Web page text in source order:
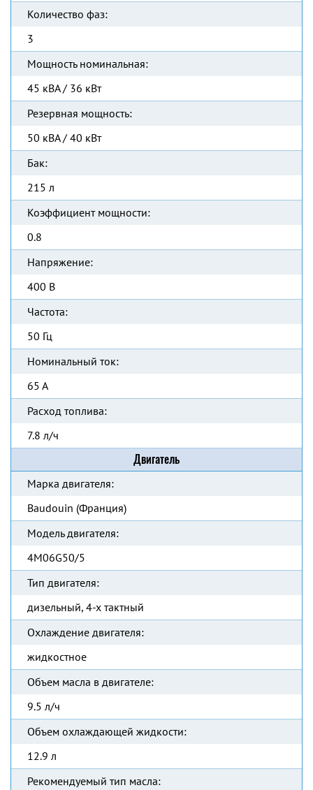
Количество фаз:
3
Мощность номинальная:
45 кВА / 36 кВт
Резервная мощность:
50 кВА / 40 кВт
Бак:
215 л
Коэффициент мощности:
0.8
Напряжение:
400 В
Частота:
50 Гц
Номинальный ток:
65 А
Расход топлива:
7.8 л/ч
Двигатель
Марка двигателя:
Baudouin (Франция)
Модель двигателя:
4M06G50/5
Тип двигателя:
дизельный, 4-х тактный
Охлаждение двигателя:
жидкостное
Объем масла в двигателе:
9.5 л/ч
Объем охлаждающей жидкости:
12.9 л
Рекомендуемый тип масла: